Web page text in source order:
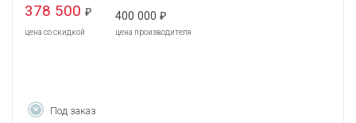
378 500 ₽
цена со скидкой
400 000 ₽
цена производителя
Под заказ